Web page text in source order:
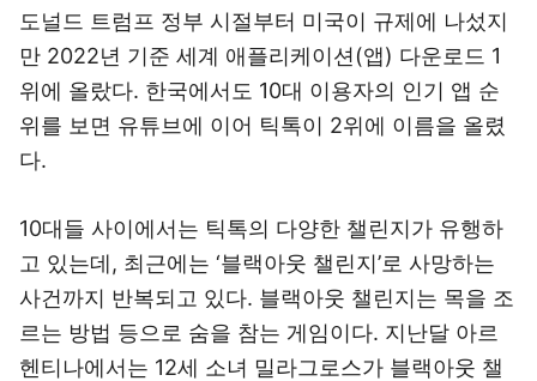
도널드 트럼프 정부 시절부터 미국이 규제에 나섰지
만 2022년 기준 세계 애플리케이션(앱) 다운로드 1
위에 올랐다. 한국에서도 10대 이용자의 인기 앱 순
위를 보면 유튜브에 이어 틱톡이 2위에 이름을 올렸
다.
10대들 사이에서는 틱톡의 다양한 챌린지가 유행하
고 있는데, 최근에는 ‘블랙아웃 챌린지’로 사망하는
사건까지 반복되고 있다. 블랙아웃 챌린지는 목을 조
르는 방법 등으로 숨을 참는 게임이다. 지난달 아르
헨티나에서는 12세 소녀 밀라그로스가 블랙아웃 챌